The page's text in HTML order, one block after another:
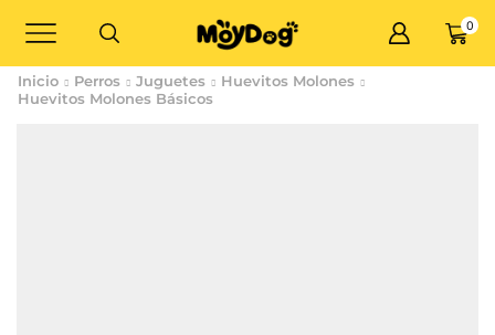
0
Inicio Perros Juguetes
Huevitos Molones
Huevitos Molones Básicos